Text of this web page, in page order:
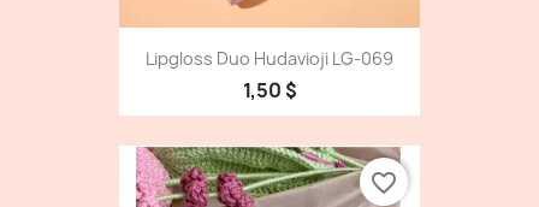
Lipgloss Duo Hudavioji LG-069
1,50 $
favorite_border